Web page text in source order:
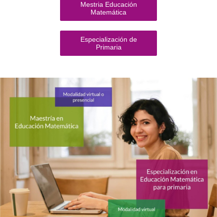
Mestria Educación
Matemática
Especialización de
Primaria